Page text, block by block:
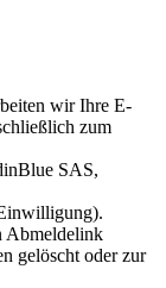
wir Ihre E-
zum
SAS,
Abmeldelink
gelöscht oder zur